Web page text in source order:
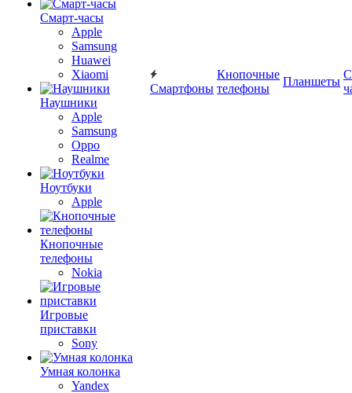
Смарт-часы
Apple
Samsung
Huawei
Xiaomi
Наушники
Apple
Samsung
Oppo
Realme
Ноутбуки
Apple
Кнопочные
телефоны
Nokia
Игровые
приставки
Sony
Умная колонка
Yandex
Смартфоны
Кнопочные
телефоны
Планшеты